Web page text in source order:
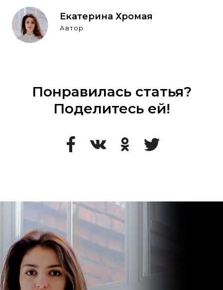
Екатерина Хромая
Автор
Понравилась статья?
Поделитесь ей!